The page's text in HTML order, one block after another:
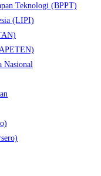
Teknologi (BPPT)
(LIPI)
Nasional